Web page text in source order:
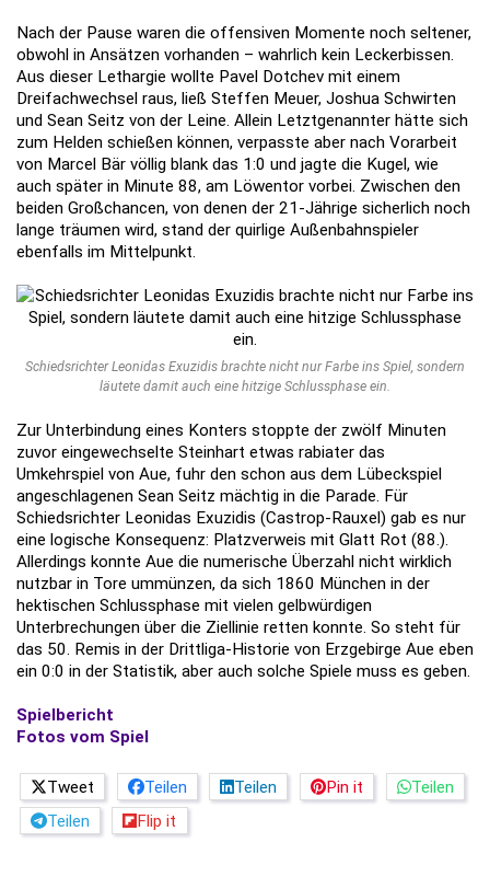
Nach der Pause waren die offensiven Momente noch seltener,
obwohl in Ansätzen vorhanden – wahrlich kein Leckerbissen.
Aus dieser Lethargie wollte Pavel Dotchev mit einem
Dreifachwechsel raus, ließ Steffen Meuer, Joshua Schwirten
und Sean Seitz von der Leine. Allein Letztgenannter hätte sich
zum Helden schießen können, verpasste aber nach Vorarbeit
von Marcel Bär völlig blank das 1:0 und jagte die Kugel, wie
auch später in Minute 88, am Löwentor vorbei. Zwischen den
beiden Großchancen, von denen der 21-Jährige sicherlich noch
lange träumen wird, stand der quirlige Außenbahnspieler
ebenfalls im Mittelpunkt.
Schiedsrichter Leonidas Exuzidis brachte nicht nur Farbe ins Spiel, sondern
läutete damit auch eine hitzige Schlussphase ein.
Zur Unterbindung eines Konters stoppte der zwölf Minuten
zuvor eingewechselte Steinhart etwas rabiater das
Umkehrspiel von Aue, fuhr den schon aus dem Lübeckspiel
angeschlagenen Sean Seitz mächtig in die Parade. Für
Schiedsrichter Leonidas Exuzidis (Castrop-Rauxel) gab es nur
eine logische Konsequenz: Platzverweis mit Glatt Rot (88.).
Allerdings konnte Aue die numerische Überzahl nicht wirklich
nutzbar in Tore ummünzen, da sich 1860 München in der
hektischen Schlussphase mit vielen gelbwürdigen
Unterbrechungen über die Ziellinie retten konnte. So steht für
das 50. Remis in der Drittliga-Historie von Erzgebirge Aue eben
ein 0:0 in der Statistik, aber auch solche Spiele muss es geben.
Spielbericht
Fotos vom Spiel
Tweet Teilen Teilen Pin it
Teilen
Teilen
Flip it